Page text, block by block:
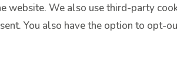
We also use third-party
You also have the option to opt-